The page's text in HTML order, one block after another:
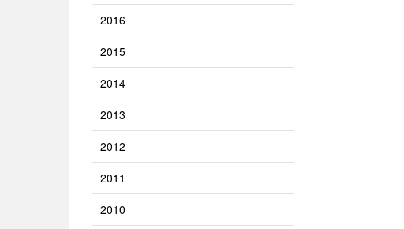
2016
2015
2014
2013
2012
2011
2010